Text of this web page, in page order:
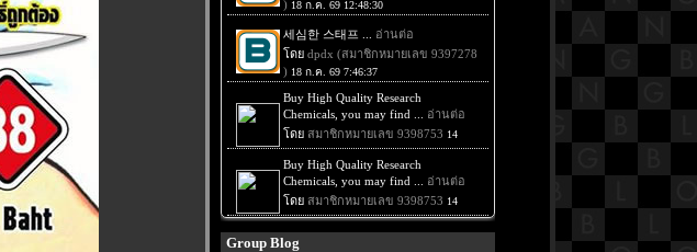
Group Blog